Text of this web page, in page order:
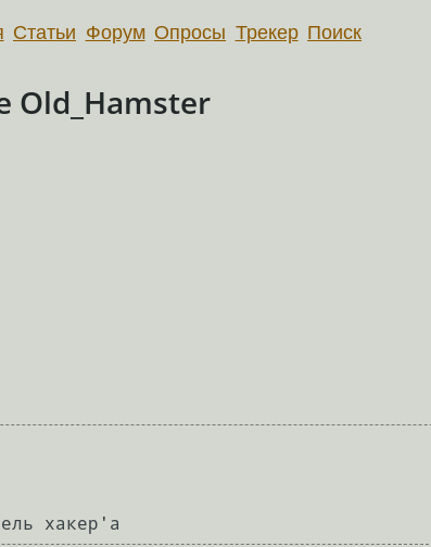
Статьи Форум Опросы Трекер Поиск
Old_Hamster